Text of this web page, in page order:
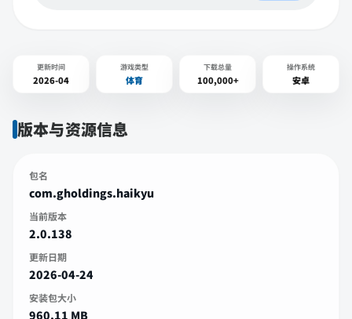
更新时间
2026-04
游戏类型
体育
下载总量
100,000+
操作系统
安卓
版本与资源信息
包名
com.gholdings.haikyu
当前版本
2.0.138
更新日期
2026-04-24
安装包大小
960.11 MB